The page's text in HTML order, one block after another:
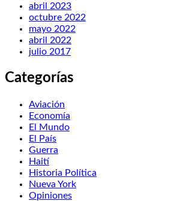
abril 2023
octubre 2022
mayo 2022
abril 2022
julio 2017
Categorías
Aviación
Economía
El Mundo
El País
Guerra
Haití
Historia Política
Nueva York
Opiniones